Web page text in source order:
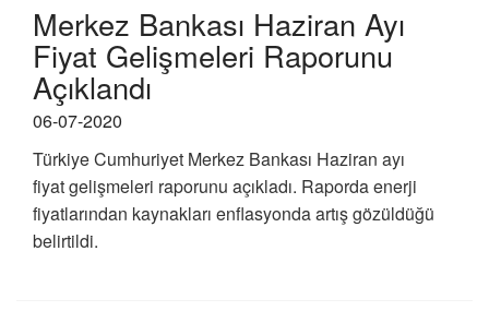
Merkez Bankası Haziran Ayı
Fiyat Gelişmeleri Raporunu
Açıklandı
06-07-2020
Türkiye Cumhuriyet Merkez Bankası Haziran ayı
fiyat gelişmeleri raporunu açıkladı. Raporda enerji
fiyatlarından kaynakları enflasyonda artış gözüldüğü
belirtildi.